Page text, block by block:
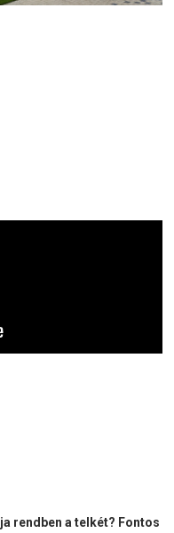
rendben a telkét? Fontos